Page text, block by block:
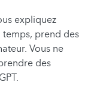
expliquez
prend des
Vous ne
des